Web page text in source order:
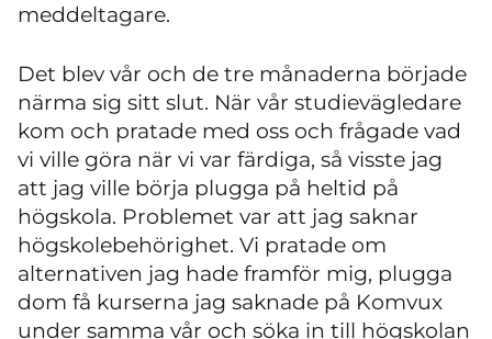
meddeltagare.
Det blev vår och de tre månaderna började
närma sig sitt slut. När vår studievägledare
kom och pratade med oss och frågade vad
vi ville göra när vi var färdiga, så visste jag
att jag ville börja plugga på heltid på
högskola. Problemet var att jag saknar
högskolebehörighet. Vi pratade om
alternativen jag hade framför mig, plugga
dom få kurserna jag saknade på Komvux
under samma vår och söka in till högskolan